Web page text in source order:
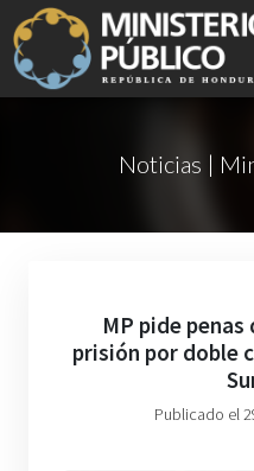
Noticias |
MP pide penas
prisión por doble
Publicado el